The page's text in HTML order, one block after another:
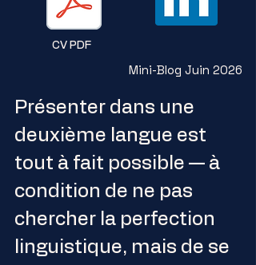
CV PDF
Mini-Blog Juin 2026
Présenter dans une
deuxième langue est
tout à fait possible — à
condition de ne pas
chercher la perfection
linguistique, mais de se